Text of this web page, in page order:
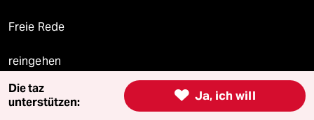
Freie Rede
reingehen
 Ja, ich will
Die taz
unterstützen: